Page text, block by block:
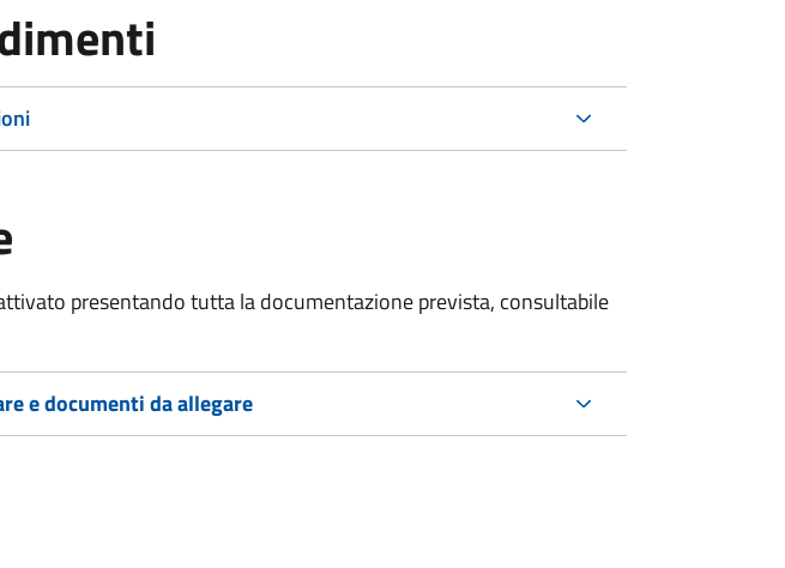
presentando tutta la documentazione prevista, consultabile
e documenti da allegare